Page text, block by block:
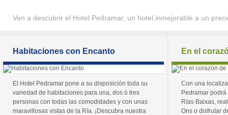
Ven a descubrir el Hotel Pedramar, un hotel inmejorable a un
Habitaciones con Encanto
El Hotel Pedramar pone a su disposición toda su
variedad de habitaciones para una, dos ó tres
personas con todas las comodidades y con unas
maravillosas vistas de la Ría. ¡Descubra nuestra
En el
Con una
Pedramar
Rías Baixas,
Ons o disfrutar